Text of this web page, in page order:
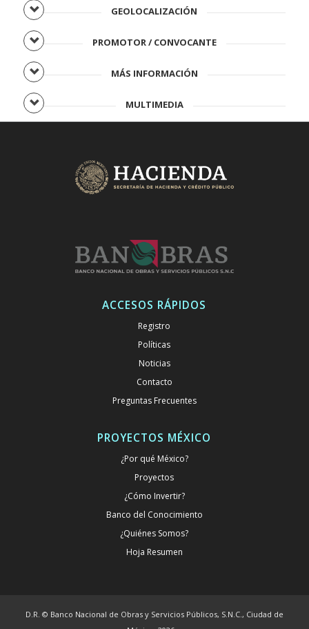
GEOLOCALIZACIÓN
PROMOTOR / CONVOCANTE
MÁS INFORMACIÓN
MULTIMEDIA
ACCESOS RÁPIDOS
Registro
Políticas
Noticias
Contacto
Preguntas Frecuentes
PROYECTOS MÉXICO
¿Por qué México?
Proyectos
¿Cómo Invertir?
Banco del Conocimiento
¿Quiénes Somos?
Hoja Resumen
D.R. © Banco Nacional de Obras y Servicios Públicos, S.N.C., Ciudad de